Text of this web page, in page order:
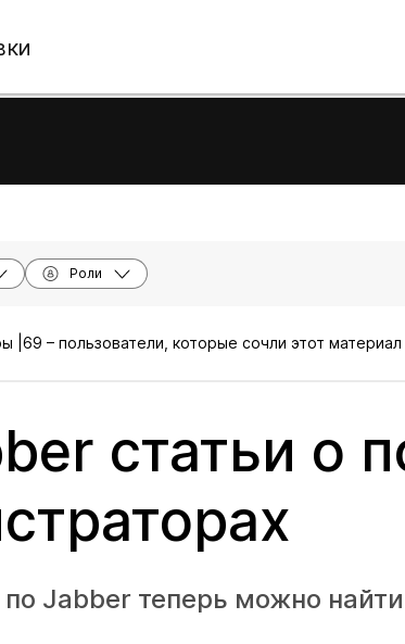
Роли
| 69 – пользователи, которые сочли этот
статьи о
Jabber теперь можно найти